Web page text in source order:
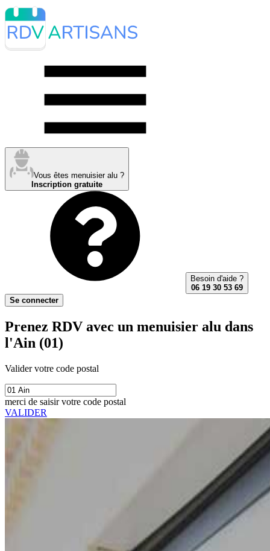
Vous êtes menuisier alu ?
Inscription gratuite
Besoin d'aide ?
06 19 30 53 69
Se connecter
Prenez RDV avec un menuisier alu dans
l'Ain (01)
Valider votre code postal
merci de saisir votre code postal
VALIDER